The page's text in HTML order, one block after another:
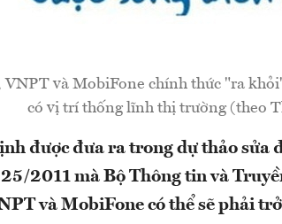
VNPT và MobiFone chính thức "ra
có vị trí thống lĩnh thị trường (theo
được đưa ra trong dự thảo sửa
2011 mà Bộ Thông tin và
và MobiFone có thể sẽ phải